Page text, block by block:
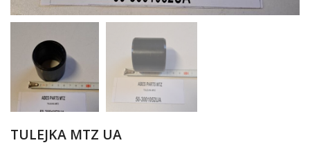
TULEJKA MTZ UA